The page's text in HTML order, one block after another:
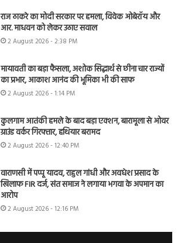
राज ठाकरे का मोदी सरकार पर हमला, विवेक ओबेरॉय और
आर. माधवन को लेकर उठाए सवाल
2 August 2026 - 2:38 PM
मायावती का बड़ा फैसला, अशोक सिद्धार्थ से छीना चार राज्यों
का प्रभार, आकाश आनंद की भूमिका भी की साफ
2 August 2026 - 1:14 PM
कुलगाम आतंकी हमले के बाद बड़ा एक्शन, बारामूला से ओवर
ग्राउंड वर्कर गिरफ्तार, हथियार बरामद
2 August 2026 - 12:40 PM
वाराणसी में पप्पू यादव, राहुल गांधी और अवधेश प्रसाद के
खिलाफ FIR दर्ज, संत समाज ने लगाया भगवा के अपमान का
आरोप
2 August 2026 - 12:16 PM